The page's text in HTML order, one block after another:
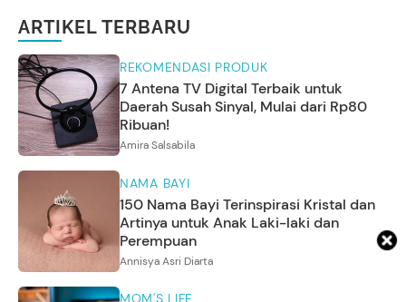
ARTIKEL TERBARU
REKOMENDASI PRODUK
7 Antena TV Digital Terbaik untuk
Daerah Susah Sinyal, Mulai dari Rp80
Ribuan!
Amira Salsabila
NAMA BAYI
150 Nama Bayi Terinspirasi Kristal dan
Artinya untuk Anak Laki-laki dan
Perempuan
Annisya Asri Diarta
MOM'S LIFE